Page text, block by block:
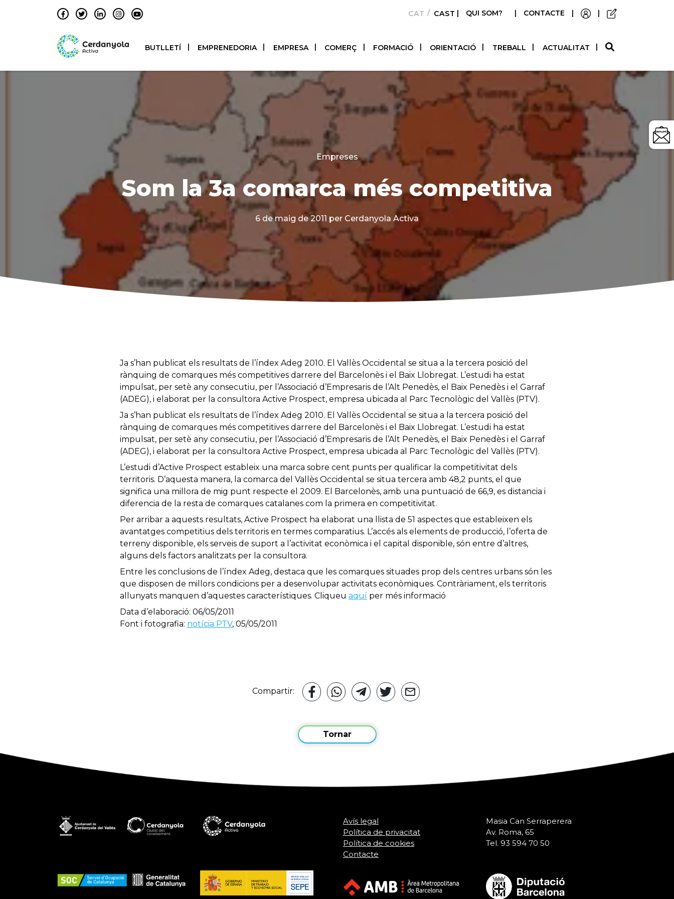
CATALÀCASTELLANO
| QUI SOM? | CONTACTE | |
BUTLLETÍ EMPRENEDORIA EMPRESA COMERÇ FORMACIÓ ORIENTACIÓ TREBALL ACTUALITAT
Categories
Empreses
Som la 3a comarca més competitiva
6 de maig de 2011 per Cerdanyola Activa
Ja s’han publicat els resultats de l’índex Adeg 2010. El Vallès Occidental se situa a la tercera posició del
rànquing de comarques més competitives darrere del Barcelonès i el Baix Llobregat. L’estudi ha estat
impulsat, per setè any consecutiu, per l’Associació d’Empresaris de l’Alt Penedès, el Baix Penedès i el Garraf
(ADEG), i elaborat per la consultora Active Prospect, empresa ubicada al Parc Tecnològic del Vallès (PTV).
Ja s’han publicat els resultats de l’índex Adeg 2010. El Vallès Occidental se situa a la tercera posició del
rànquing de comarques més competitives darrere del Barcelonès i el Baix Llobregat. L’estudi ha estat
impulsat, per setè any consecutiu, per l’Associació d’Empresaris de l’Alt Penedès, el Baix Penedès i el Garraf
(ADEG), i elaborat per la consultora Active Prospect, empresa ubicada al Parc Tecnològic del Vallès (PTV).
L’estudi d’Active Prospect estableix una marca sobre cent punts per qualificar la competitivitat dels
territoris. D’aquesta manera, la comarca del Vallès Occidental se situa tercera amb 48,2 punts, el que
significa una millora de mig punt respecte el 2009. El Barcelonès, amb una puntuació de 66,9, es distancia i
diferencia de la resta de comarques catalanes com la primera en competitivitat.
Per arribar a aquests resultats, Active Prospect ha elaborat una llista de 51 aspectes que estableixen els
avantatges competitius dels territoris en termes comparatius. L’accés als elements de producció, l’oferta de
terreny disponible, els serveis de suport a l’activitat econòmica i el capital disponible, són entre d’altres,
alguns dels factors analitzats per la consultora.
Entre les conclusions de l’índex Adeg, destaca que les comarques situades prop dels centres urbans són les
que disposen de millors condicions per a desenvolupar activitats econòmiques. Contràriament, els territoris
allunyats manquen d’aquestes característiques. Cliqueu aquí per més informació
Data d’elaboració: 06/05/2011
Font i fotografia: notícia PTV, 05/05/2011
Compartir:
Tornar
Avís legal
Política de privacitat
Política de cookies
Contacte
Masia Can Serraperera
Av. Roma, 65
Tel. 93 594 70 50